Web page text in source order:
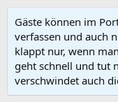
Gäste können im
verfassen und auch
klappt nur, wenn
geht schnell und tut
verschwindet auch